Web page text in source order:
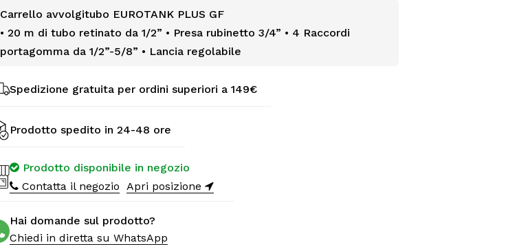
Carrello avvolgitubo EUROTANK PLUS GF
• 20 m di tubo retinato da 1/2” • Presa rubinetto 3/4” • 4 Raccordi
portagomma da 1/2”-5/8” • Lancia regolabile
Spedizione gratuita per ordini superiori a 149€
Prodotto spedito in 24-48 ore
Prodotto disponibile in negozio
Contatta il negozio Apri posizione
Hai domande sul prodotto?
Chiedi in diretta su WhatsApp